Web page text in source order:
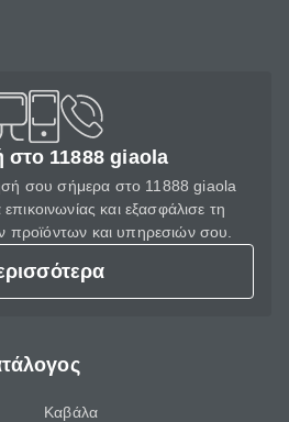
στο 11888 giaola
σου σήμερα στο 11888 giaola
και εξασφάλισε τη
προϊόντων και υπηρεσιών σου.
Καβάλα